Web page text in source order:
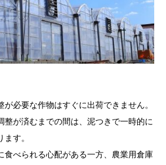
必要な作物はすぐに出荷できません。
整が済むまでの間は、泥つきで一時的に
す。
食べられる心配がある一方、農業用倉庫